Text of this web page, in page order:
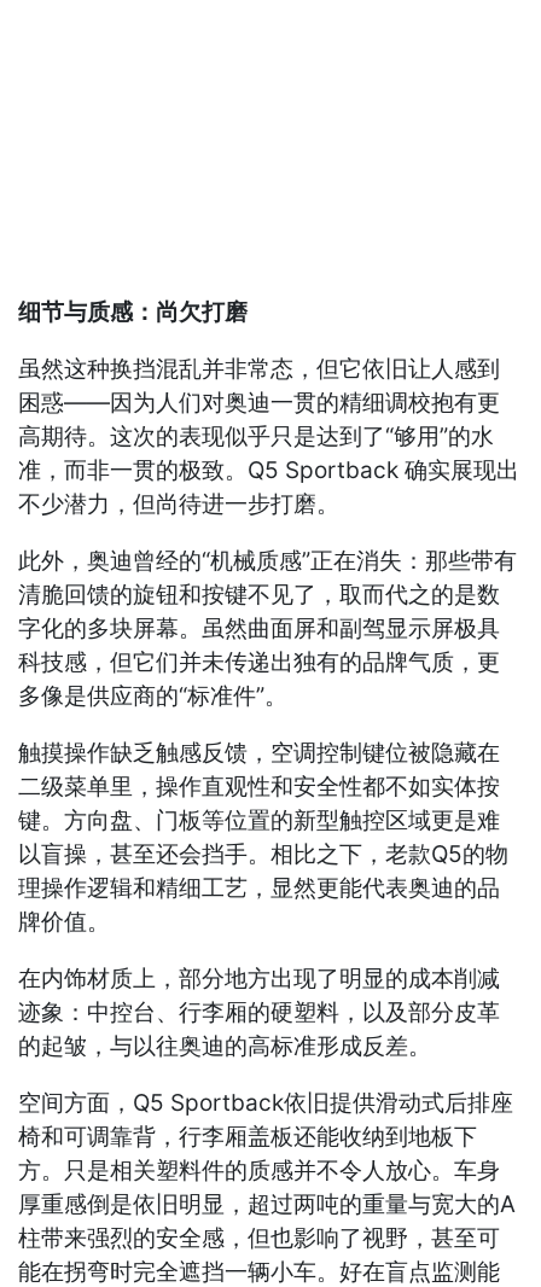
细节与质感：尚欠打磨
虽然这种换挡混乱并非常态，但它依旧让人感到
困惑——因为人们对奥迪一贯的精细调校抱有更
高期待。这次的表现似乎只是达到了“够用”的水
准，而非一贯的极致。Q5 Sportback 确实展现出
不少潜力，但尚待进一步打磨。
此外，奥迪曾经的“机械质感”正在消失：那些带有
清脆回馈的旋钮和按键不见了，取而代之的是数
字化的多块屏幕。虽然曲面屏和副驾显示屏极具
科技感，但它们并未传递出独有的品牌气质，更
多像是供应商的“标准件”。
触摸操作缺乏触感反馈，空调控制键位被隐藏在
二级菜单里，操作直观性和安全性都不如实体按
键。方向盘、门板等位置的新型触控区域更是难
以盲操，甚至还会挡手。相比之下，老款Q5的物
理操作逻辑和精细工艺，显然更能代表奥迪的品
牌价值。
在内饰材质上，部分地方出现了明显的成本削减
迹象：中控台、行李厢的硬塑料，以及部分皮革
的起皱，与以往奥迪的高标准形成反差。
空间方面，Q5 Sportback依旧提供滑动式后排座
椅和可调靠背，行李厢盖板还能收纳到地板下
方。只是相关塑料件的质感并不令人放心。车身
厚重感倒是依旧明显，超过两吨的重量与宽大的A
柱带来强烈的安全感，但也影响了视野，甚至可
能在拐弯时完全遮挡一辆小车。好在盲点监测能